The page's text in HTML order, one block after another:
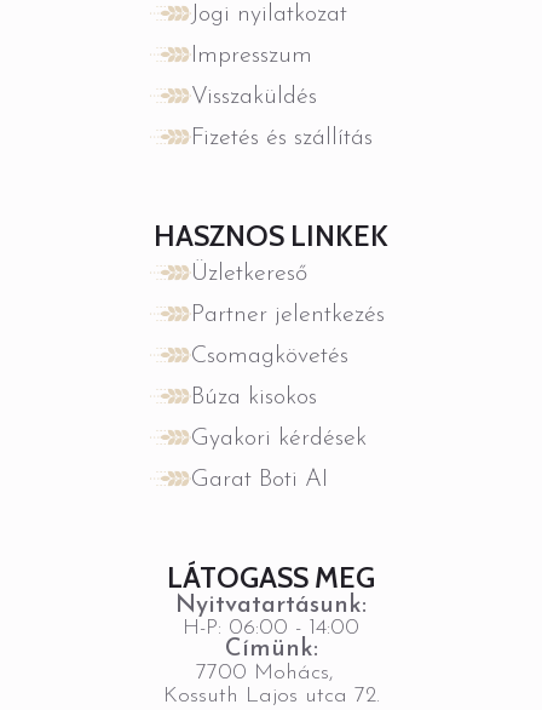
Jogi nyilatkozat
Impresszum
Visszaküldés
Fizetés és szállítás
HASZNOS LINKEK
Üzletkereső
Partner jelentkezés
Csomagkövetés
Búza kisokos
Gyakori kérdések
Garat Boti AI
LÁTOGASS MEG
Nyitvatartásunk:
H-P: 06:00 - 14:00
Címünk:
7700 Mohács,
Kossuth Lajos utca 72.